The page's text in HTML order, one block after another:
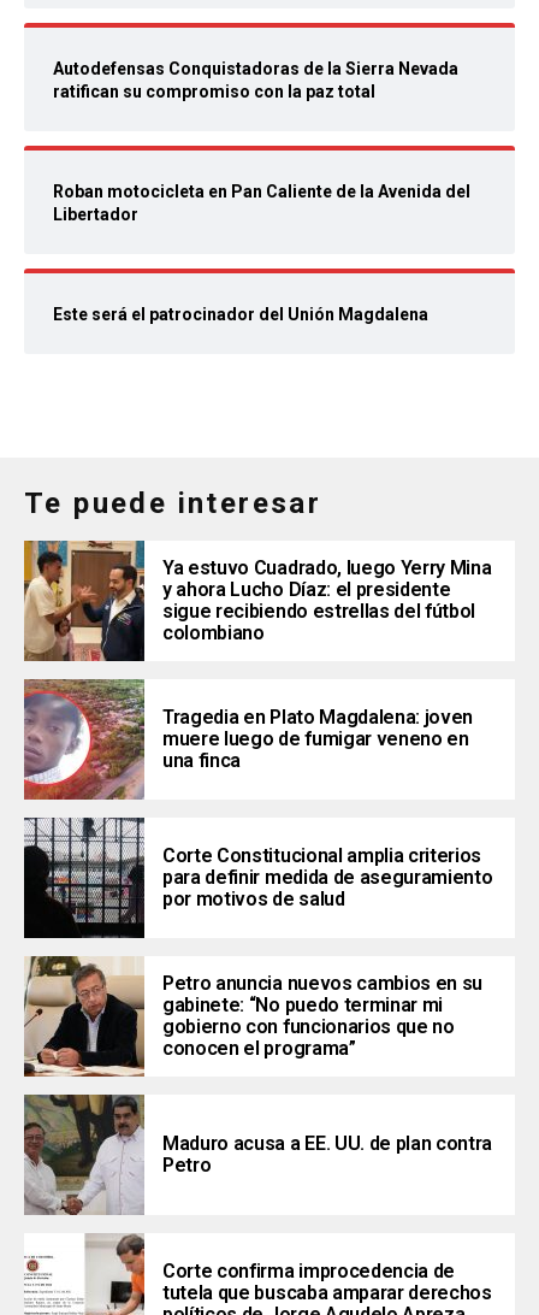
Autodefensas Conquistadoras de la Sierra Nevada
ratifican su compromiso con la paz total
Roban motocicleta en Pan Caliente de la Avenida del
Libertador
Este será el patrocinador del Unión Magdalena
Te puede interesar
Ya estuvo Cuadrado, luego Yerry Mina
y ahora Lucho Díaz: el presidente
sigue recibiendo estrellas del fútbol
colombiano
Tragedia en Plato Magdalena: joven
muere luego de fumigar veneno en
una finca
Corte Constitucional amplia criterios
para definir medida de aseguramiento
por motivos de salud
Petro anuncia nuevos cambios en su
gabinete: “No puedo terminar mi
gobierno con funcionarios que no
conocen el programa”
Maduro acusa a EE. UU. de plan contra
Petro
Corte confirma improcedencia de
tutela que buscaba amparar derechos